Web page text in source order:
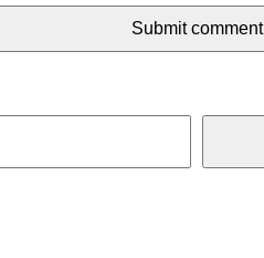
Submit comment